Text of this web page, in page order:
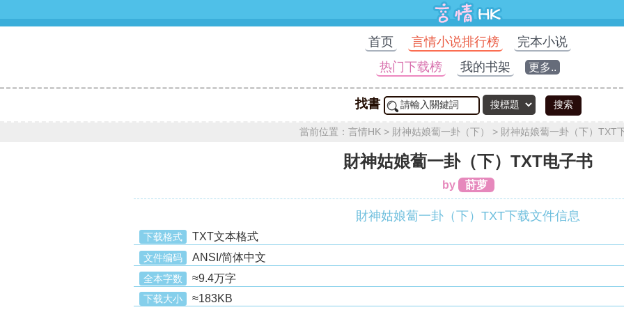
首页 言情小说排行榜
完本小说
热门下载榜
我的书架 更多..
找書 搜索
當前位置： 言情HK > 財神姑娘蔔一卦（下） > 財神姑娘蔔一卦（下）TXT
財神姑娘蔔一卦（下）TXT电子书
by 莳萝
財神姑娘蔔一卦（下）TXT下载文件信息
下载格式 TXT文本格式
文件编码 ANSI/简体中文
全本字数 ≈9.4万字
下载大小 ≈183KB